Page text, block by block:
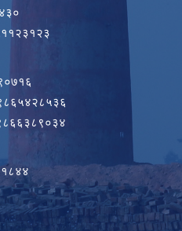
९८६५४२८५३६
९८६६३८९०३४